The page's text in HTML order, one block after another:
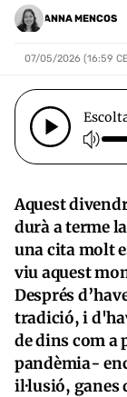
ANNA MENCOS
07/05/2026 (16:59
Aquest
durà a terme
una cita molt
viu aquest
Després
tradició, i
de dins com a
pandèmia-
il·lusió, ganes